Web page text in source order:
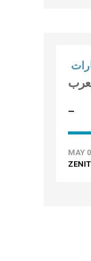
–
MAY